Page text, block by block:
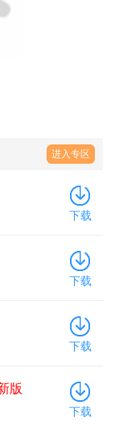
进入专区
下载
下载
下载
版
下载